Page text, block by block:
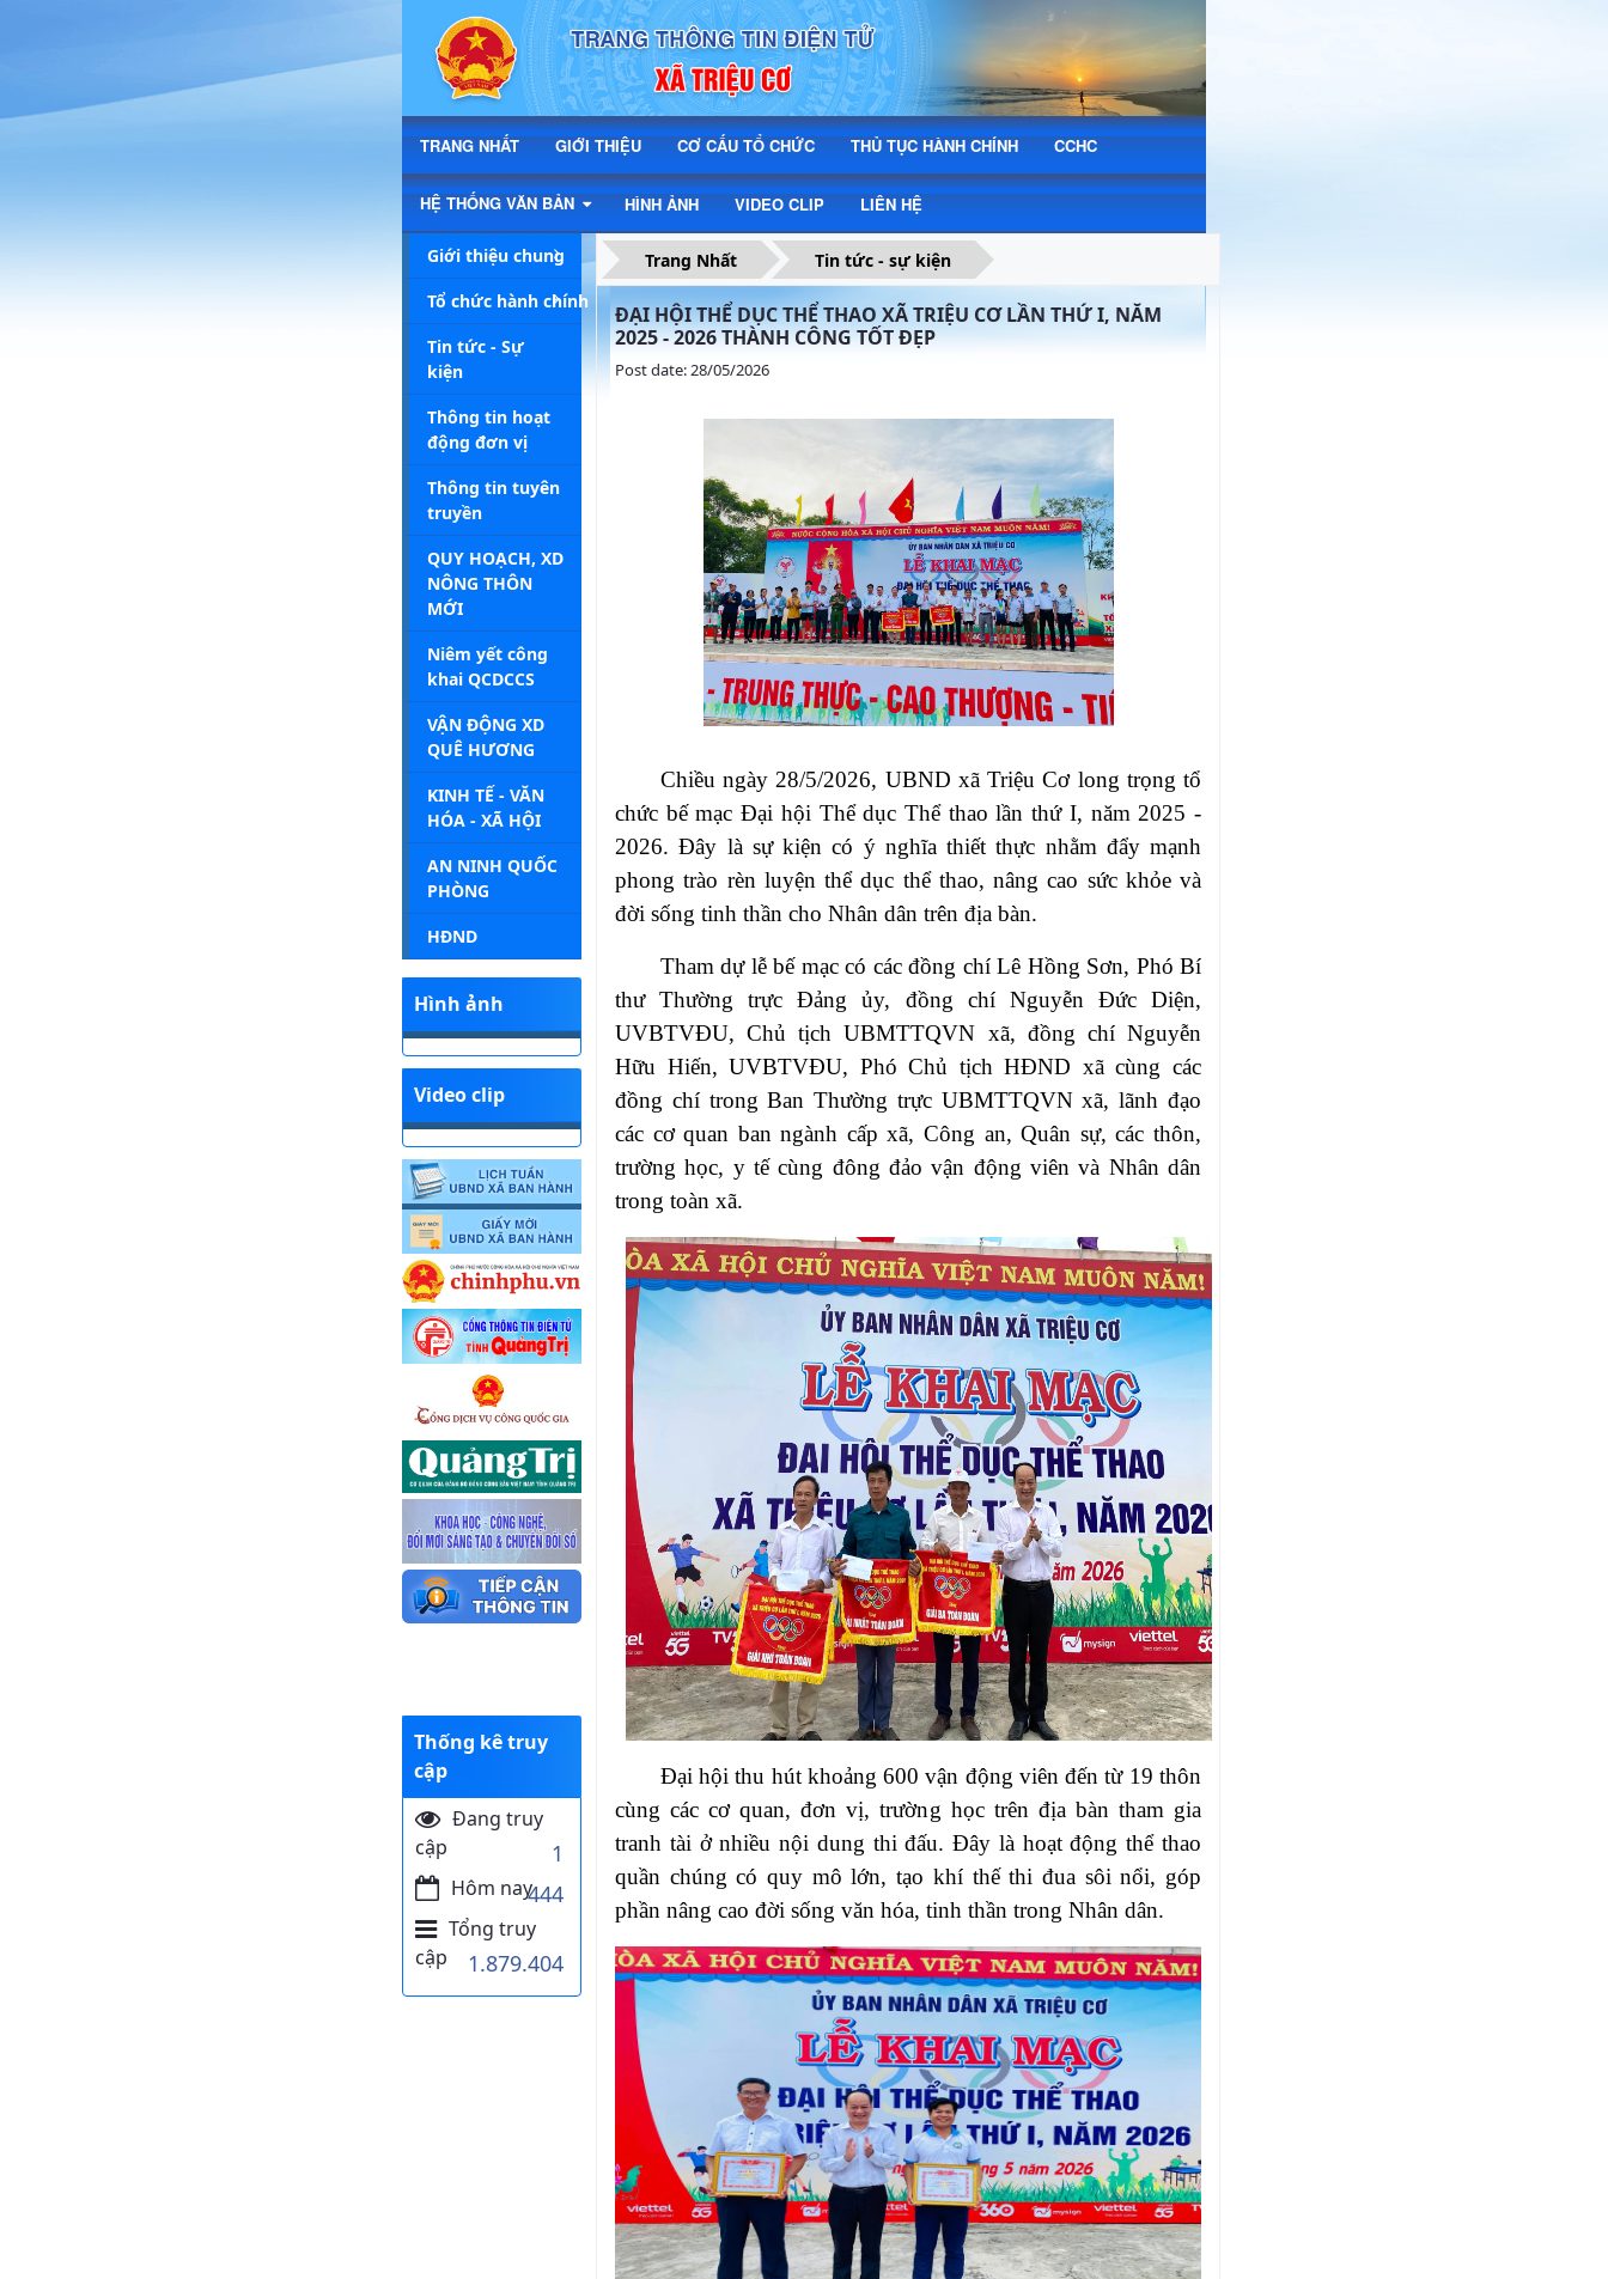
TRANG NHẤT GIỚI THIỆU CƠ CẤU TỔ CHỨC THỦ TỤC HÀNH CHÍNH CCHC
HỆ THỐNG VĂN BẢN HÌNH ẢNH VIDEO CLIP LIÊN HỆ
Giới thiệu chung
Tổ chức hành chính
Tin tức - Sự
kiện
Thông tin hoạt
động đơn vị
Thông tin tuyên
truyền
QUY HOẠCH, XD
NÔNG THÔN
MỚI
Niêm yết công
khai QCDCCS
VẬN ĐỘNG XD
QUÊ HƯƠNG
KINH TẾ - VĂN
HÓA - XÃ HỘI
AN NINH QUỐC
PHÒNG
HĐND
Hình ảnh
Video clip
Thống kê truy
cập
Đang truy
cập
1
Hôm nay444
Tổng truy
cập
1.879.404
Trang Nhất Tin tức - sự kiện
ĐẠI HỘI THỂ DỤC THỂ THAO XÃ TRIỆU CƠ LẦN THỨ I, NĂM
2025 - 2026 THÀNH CÔNG TỐT ĐẸP
Post date: 28/05/2026
Chiều ngày 28/5/2026, UBND xã Triệu Cơ long trọng tổ
chức bế mạc Đại hội Thể dục Thể thao lần thứ I, năm 2025 -
2026. Đây là sự kiện có ý nghĩa thiết thực nhằm đẩy mạnh
phong trào rèn luyện thể dục thể thao, nâng cao sức khỏe và
đời sống tinh thần cho Nhân dân trên địa bàn.
Tham dự lễ bế mạc có các đồng chí Lê Hồng Sơn, Phó Bí
thư Thường trực Đảng ủy, đồng chí Nguyễn Đức Diện,
UVBTVĐU, Chủ tịch UBMTTQVN xã, đồng chí Nguyễn
Hữu Hiến, UVBTVĐU, Phó Chủ tịch HĐND xã cùng các
đồng chí trong Ban Thường trực UBMTTQVN xã, lãnh đạo
các cơ quan ban ngành cấp xã, Công an, Quân sự, các thôn,
trường học, y tếcùng đông đảo vận động viên và Nhân dân
trong toàn xã.
Đại hội thu hút khoảng 600 vận động viên đến từ 19 thôn
cùng các cơ quan, đơn vị, trường học trên địa bàn tham gia
tranh tài ở nhiều nội dung thi đấu. Đây là hoạt động thể thao
quần chúng có quy mô lớn, tạo khí thế thi đua sôi nổi, góp
phần nâng cao đời sống văn hóa, tinh thần trong Nhân dân.